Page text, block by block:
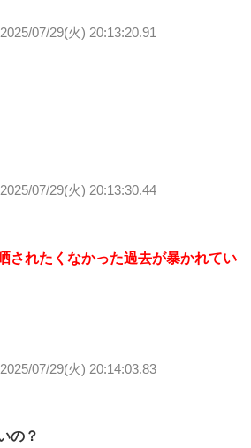
2025/07/29(火) 20:13:20.91
2025/07/29(火) 20:13:30.44
されたくなかった過去が暴かれてい
2025/07/29(火) 20:14:03.83
の？